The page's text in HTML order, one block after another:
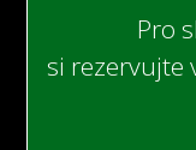
Pro
si rezervujte